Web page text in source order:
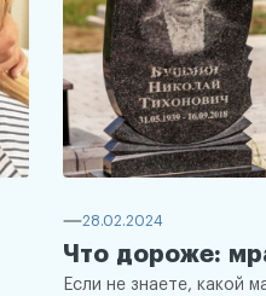
28.02.2024
Что дороже:
Если не знаете, какой